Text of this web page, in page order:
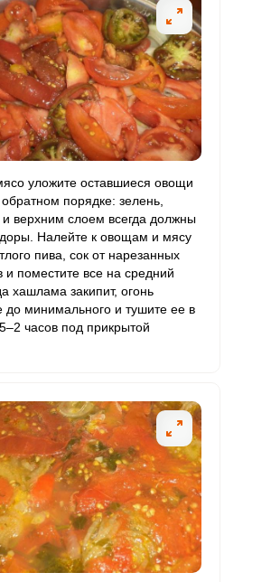
уложите оставшиеся овощи
порядке: зелень,
и верхним слоем всегда должны
Налейте к овощам и мясу
пива, сок от нарезанных
и поместите все на средний
хашлама закипит, огонь
до минимального и тушите ее в
часов под прикрытой